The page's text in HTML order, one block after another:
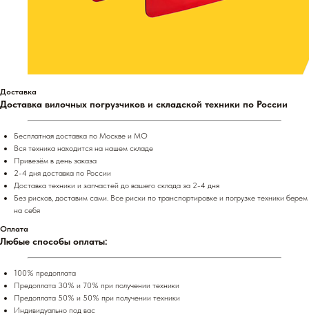
Доставка
Доставка вилочных погрузчиков и складской техники по России
Бесплатная доставка по Москве и МО
Вся техника находится на нашем складе
Привезём в день заказа
2-4 дня доставка по России
Доставка техники и запчастей до вашего склада за 2-4 дня
Без рисков, доставим сами. Все риски по транспортировке и погрузке техники берем
на себя
Оплата
Любые способы оплаты:
100% предоплата
Предоплата 30% и 70% при получении техники
Предоплата 50% и 50% при получении техники
Индивидуально под вас